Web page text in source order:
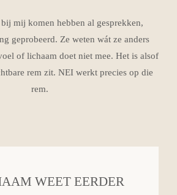
mij komen hebben al gesprekken,
geprobeerd. Ze weten wát ze anders
of lichaam doet niet mee. Het is alsof
rem zit. NEI werkt precies op die
rem.
WEET EERDER